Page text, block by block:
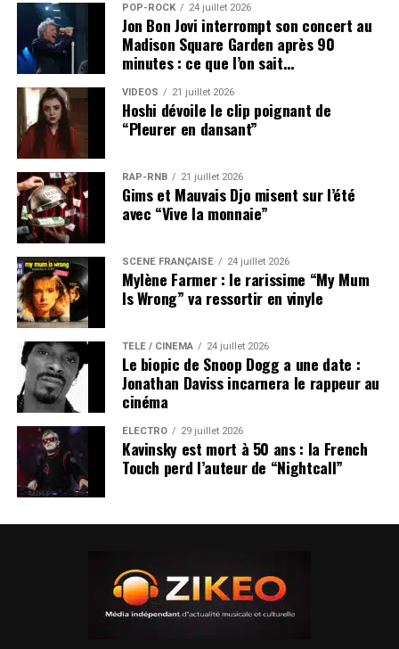
POP-ROCK 24 juillet 2026
Jon Bon Jovi interrompt son concert au
Madison Square Garden après 90
minutes : ce que l’on sait…
VIDEOS 21 juillet 2026
Hoshi dévoile le clip poignant de
“Pleurer en dansant”
RAP-RNB 21 juillet 2026
Gims et Mauvais Djo misent sur l’été
avec “Vive la monnaie”
SCÈNE FRANÇAISE 24 juillet 2026
Mylène Farmer : le rarissime “My Mum
Is Wrong” va ressortir en vinyle
TÉLÉ / CINÉMA 24 juillet 2026
Le biopic de Snoop Dogg a une date :
Jonathan Daviss incarnera le rappeur au
cinéma
ÉLECTRO 29 juillet 2026
Kavinsky est mort à 50 ans : la French
Touch perd l’auteur de “Nightcall”